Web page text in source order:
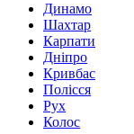
Динамо
Шахтар
Карпати
Дніпро
Кривбас
Полісся
Рух
Колос